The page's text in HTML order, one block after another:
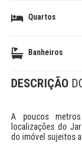
Quartos
Banheiros
DESCRIÇÃO
A poucos
localizações do
do imóvel sujeitos